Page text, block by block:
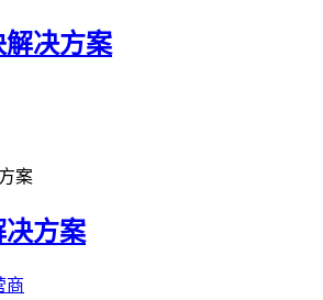
解决方案
案
决方案
商